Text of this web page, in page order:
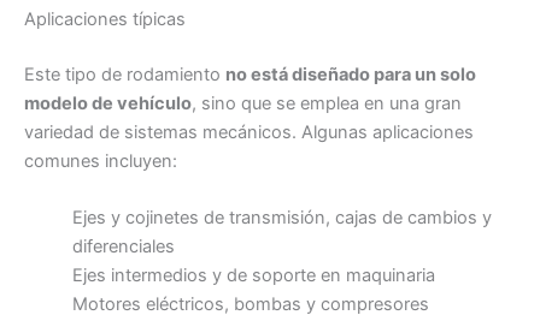
Aplicaciones típicas
Este tipo de rodamiento no está diseñado para un solo
modelo de vehículo, sino que se emplea en una gran
variedad de sistemas mecánicos. Algunas aplicaciones
comunes incluyen:
Ejes y cojinetes de transmisión, cajas de cambios y
diferenciales
Ejes intermedios y de soporte en maquinaria
Motores eléctricos, bombas y compresores